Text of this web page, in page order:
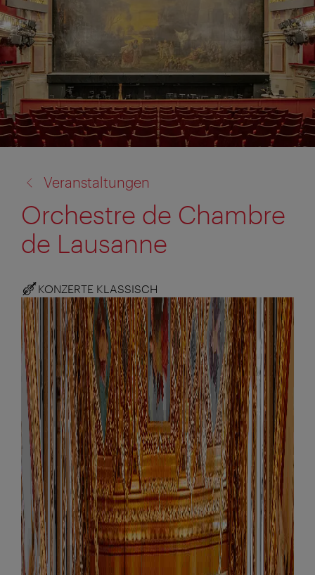
zu:
Veranstaltungen
Orchestre de Chambre
de Lausanne
KONZERTE KLASSISCH